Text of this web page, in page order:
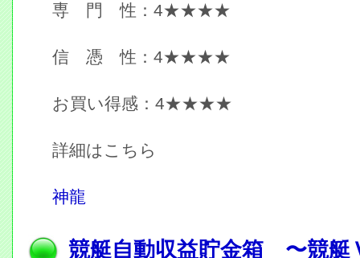
専 門 性：4★★★★
信 憑 性：4★★★★
お買い得感：4★★★★
詳細はこちら
神龍
競艇自動収益貯金箱 〜競艇